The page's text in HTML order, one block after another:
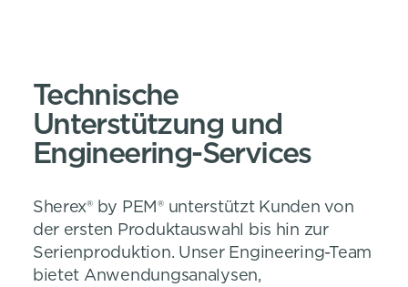
Technische
Unterstützung und
Engineering-Services
Sherex® by PEM® unterstützt Kunden von
der ersten Produktauswahl bis hin zur
Serienproduktion. Unser Engineering-Team
bietet Anwendungsanalysen,